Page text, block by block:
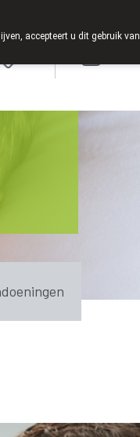
accepteert u dit gebruik van